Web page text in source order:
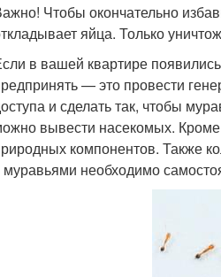
Чтобы окончательно
яйца. Только
в вашей квартире
— это провести
и сделать так, чтобы
вывести насекомых. Кроме
компонентов. Также
муравьями необходимо